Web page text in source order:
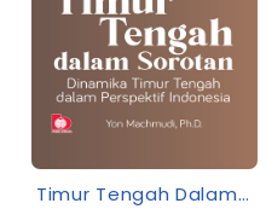
Timur Tengah Dalam Sorotan : Dinamika Timur Tengah Dalam Perspektif Indonesia